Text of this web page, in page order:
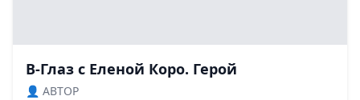
В-Глаз с Еленой Коро. Герой
👤 ABTOP